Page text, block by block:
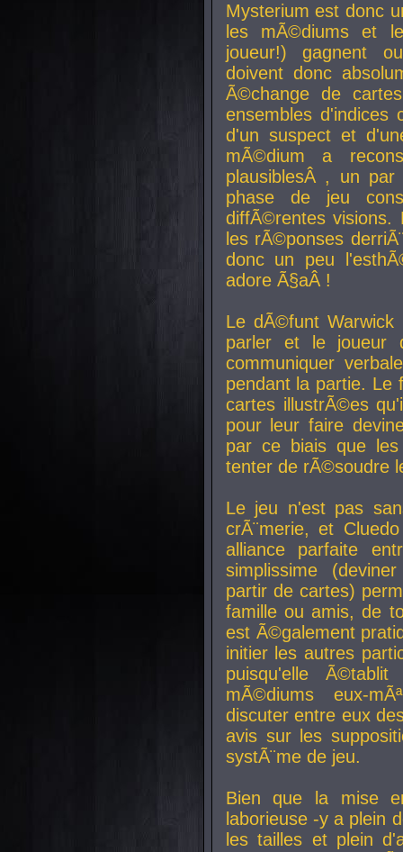
Mysterium est donc
les mÃ©diums et
joueur!) gagnent
doivent donc
Ã©change de
ensembles d'indices
d'un suspect et
mÃ©dium a
plausiblesÂ , un par
phase de jeu
diffÃ©rentes visions.
les rÃ©ponses
donc un peu
adore Ã§aÂ !
Le dÃ©funt Warwick
parler et le joueur
communiquer
pendant la partie. Le
cartes illustrÃ©es
pour leur faire
par ce biais que
tenter de rÃ©soudre
Le jeu n'est pas
crÃ¨merie, et
alliance parfaite
simplissime
partir de cartes)
famille ou amis, de
est Ã©galement
initier les autres
puisqu'elle
mÃ©diums eux-
discuter entre eux
avis sur les
systÃ¨me de jeu.
Bien que la mise
laborieuse -y a plein
les tailles et plein